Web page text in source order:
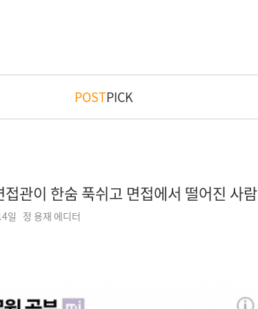
POSTPICK
접관이 한숨 푹쉬고 면접에서 떨어진 사람
일 정 용재 에디터